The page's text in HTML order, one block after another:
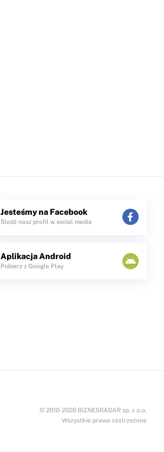
Jesteśmy na Facebook
Śledź nasz profil w social media
Aplikacja Android
Pobierz z Google Play
© 2010-2026 BIZNESRADAR sp. z o.o.
Wszystkie prawa zastrzeżone